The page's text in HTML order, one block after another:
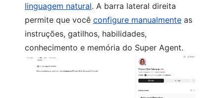
linguagem natural. A barra lateral direita
permite que você configure manualmente as
instruções, gatilhos, habilidades,
conhecimento e memória do Super Agent.